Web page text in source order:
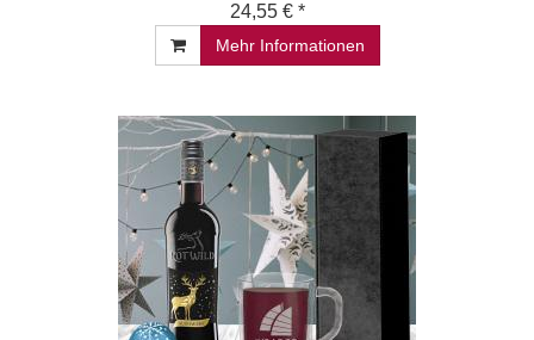
24,55 € *
Mehr Informationen